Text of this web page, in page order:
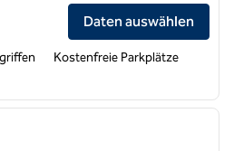
by Hilton Tracy anzeigen
Daten auswählen
Kostenfreie Parkplätze